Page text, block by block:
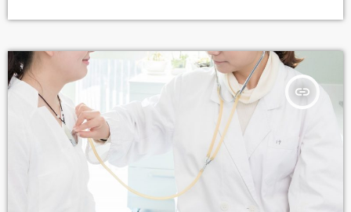
de France et la Ligue des Champions. Les Lyonnaises qui
août, avant de retrouver le Bayern […]
insert_link